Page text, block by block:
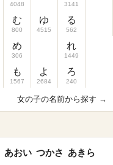
4048
む
800
め
306
も
1567
ゆ
4515
よ
2684
3141
る
562
れ
1449
ろ
240
女の子の名前から探す →
あおい つかさ あきら